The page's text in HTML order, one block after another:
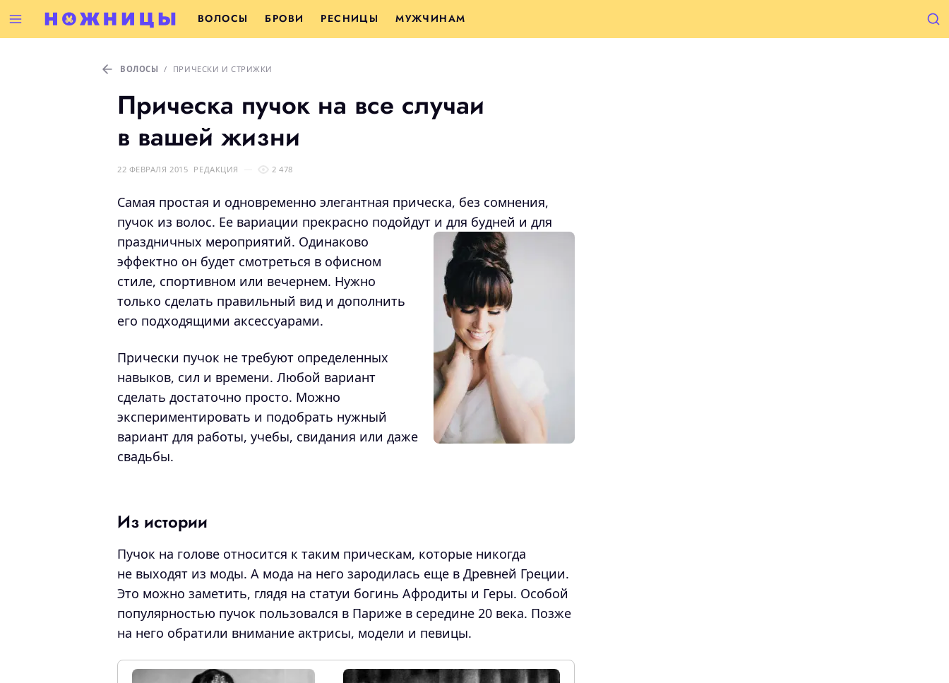
ВОЛОСЫ БРОВИ РЕСНИЦЫ МУЖЧИНАМ
ВОЛОСЫ / ПРИЧЕСКИ И СТРИЖКИ
Прическа пучок на все случаи
в вашей жизни
22 ФЕВРАЛЯ 2015 РЕДАКЦИЯ 2 478
Самая простая и одновременно элегантная прическа, без сомнения,
пучок из волос. Ее вариации прекрасно подойдут и для будней и для
праздничных мероприятий. Одинаково
эффектно он будет смотреться в офисном
стиле, спортивном или вечернем. Нужно
только сделать правильный вид и дополнить
его подходящими аксессуарами.
Прически пучок не требуют определенных
навыков, сил и времени. Любой вариант
сделать достаточно просто. Можно
экспериментировать и подобрать нужный
вариант для работы, учебы, свидания или даже
свадьбы.
Из истории
Пучок на голове относится к таким прическам, которые никогда
не выходят из моды. А мода на него зародилась еще в Древней Греции.
Это можно заметить, глядя на статуи богинь Афродиты и Геры. Особой
популярностью пучок пользовался в Париже в середине 20 века. Позже
на него обратили внимание актрисы, модели и певицы.